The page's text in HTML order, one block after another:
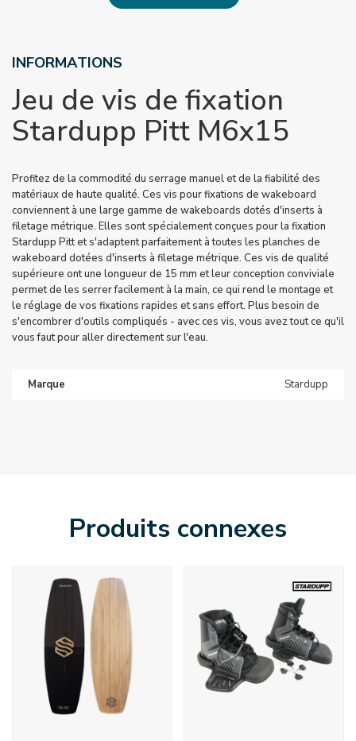
INFORMATIONS
Jeu de vis de fixation
Stardupp Pitt M6x15
Profitez de la commodité du serrage manuel et de la fiabilité des
matériaux de haute qualité. Ces vis pour fixations de wakeboard
conviennent à une large gamme de wakeboards dotés d'inserts à
filetage métrique. Elles sont spécialement conçues pour la fixation
Stardupp Pitt et s'adaptent parfaitement à toutes les planches de
wakeboard dotées d'inserts à filetage métrique. Ces vis de qualité
supérieure ont une longueur de 15 mm et leur conception conviviale
permet de les serrer facilement à la main, ce qui rend le montage et
le réglage de vos fixations rapides et sans effort. Plus besoin de
s'encombrer d'outils compliqués - avec ces vis, vous avez tout ce qu'il
vous faut pour aller directement sur l'eau.
Marque Stardupp
Produits connexes